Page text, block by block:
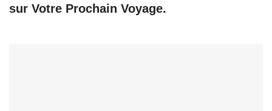
sur Votre Prochain Voyage.